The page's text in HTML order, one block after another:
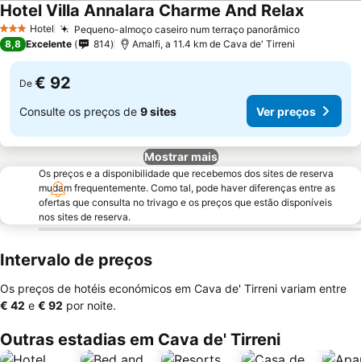
3 EstrelasHotel Pequeno-almoço caseiro num terraço panorâmicoVer
Hotel Villa Annalara Charme And RelaxVer
8,8 Excelente 814 Amalfi, a 11.4 km de Cava de' Tirreni
De € 92
Consulte os preços de 9 sites Ver preços
Mostrar mais
Os preços e a disponibilidade que recebemos dos sites de reserva
mudam frequentemente. Como tal, pode haver diferenças entre as
ofertas que consulta no trivago e os preços que estão disponíveis
nos sites de reserva.
Intervalo de preços
Os preços de hotéis económicos em Cava de' Tirreni variam entre
‎€ 42 e ‎€ 92 por noite.
Outras estadias em Cava de' Tirreni